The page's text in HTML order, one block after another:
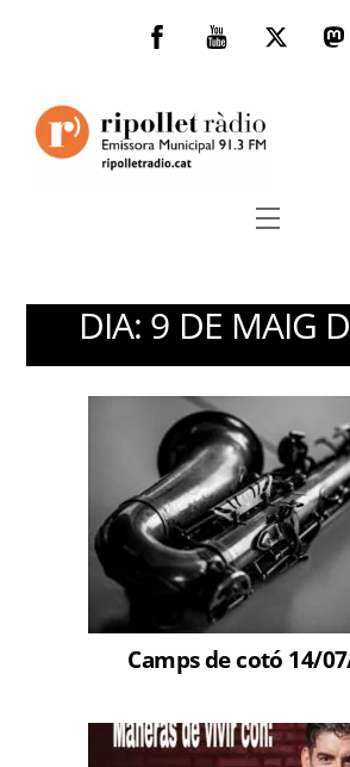
Facebook
You
Twitter
Menu
DIA: 9 DE MAIG
Camps de cotó 14/